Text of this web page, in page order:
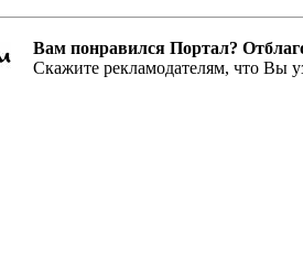
Вам понравился Портал?
Скажите рекламодателям, что Вы